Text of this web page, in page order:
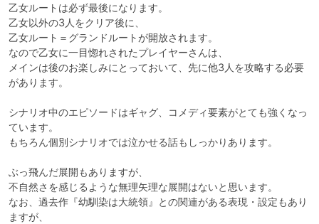
乙女ルートは必ず最後になります。
乙女以外の3人をクリア後に、
乙女ルート＝グランドルートが開放されます。
なので乙女に一目惚れされたプレイヤーさんは、
メインは後のお楽しみにとっておいて、先に他3人を攻略する必要
があります。
シナリオ中のエピソードはギャグ、コメディ要素がとても強くなっ
ています。
もちろん個別シナリオでは泣かせる話もしっかりあります。
ぶっ飛んだ展開もありますが、
不自然さを感じるような無理矢理な展開はないと思います。
なお、過去作『幼馴染は大統領』との関連がある表現・設定もあり
ますが、